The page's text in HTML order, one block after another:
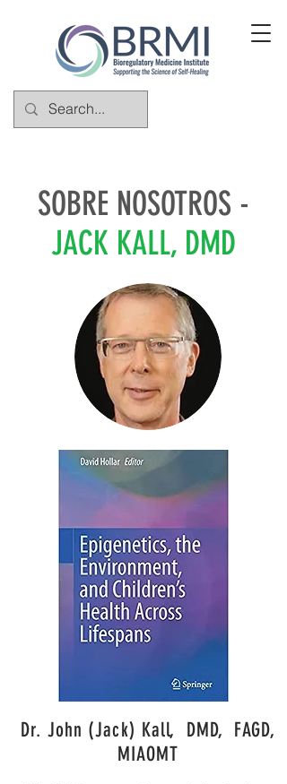
SOBRE NOSOTROS -
JACK KALL, DMD
Dr. John (Jack) Kall, DMD, FAGD,
MIAOMT